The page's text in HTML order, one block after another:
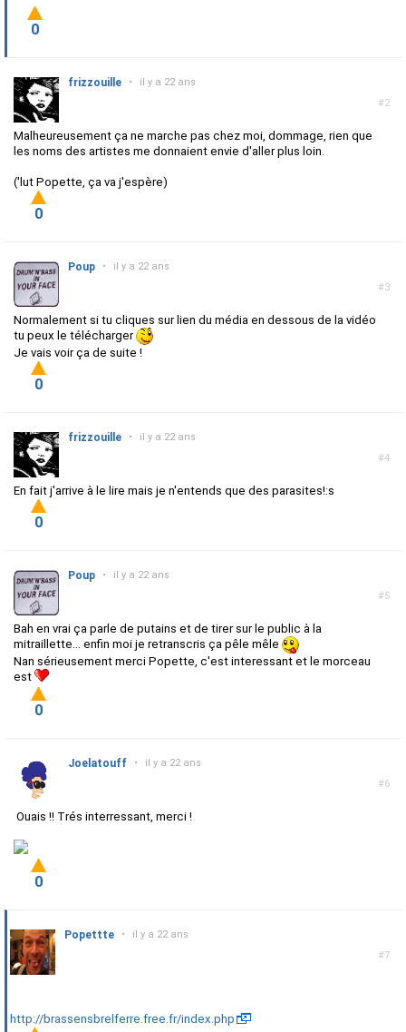
0
#2
frizzouille • il y a 22 ans
Malheureusement ça ne marche pas chez moi, dommage, rien que
les noms des artistes me donnaient envie d'aller plus loin.
('lut Popette, ça va j'espère)
0
#3
Poup • il y a 22 ans
Normalement si tu cliques sur lien du média en dessous de la vidéo
tu peux le télécharger
Je vais voir ça de suite !
0
#4
frizzouille • il y a 22 ans
En fait j'arrive à le lire mais je n'entends que des parasites!:s
0
#5
Poup • il y a 22 ans
Bah en vrai ça parle de putains et de tirer sur le public à la
mitraillette... enfin moi je retranscris ça pêle mêle
Nan sérieusement merci Popette, c'est interessant et le morceau
est
0
#6
Joelatouff • il y a 22 ans
Ouais !! Trés interressant, merci !
0
#7
Popettte • il y a 22 ans
http://brassensbrelferre.free.fr/index.php